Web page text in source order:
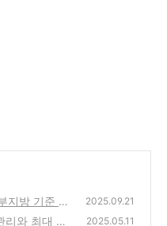
지방 기준 시
2025.09.21
와 최대 수
2025.05.11